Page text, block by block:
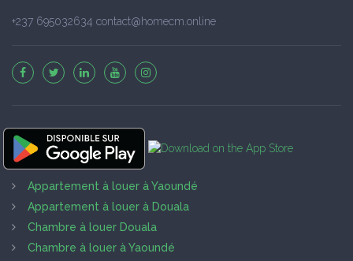
+237 695032634 contact@homecm.online
Appartement à louer à Yaoundé
Appartement à louer à Douala
Chambre à louer Douala
Chambre à louer à Yaoundé